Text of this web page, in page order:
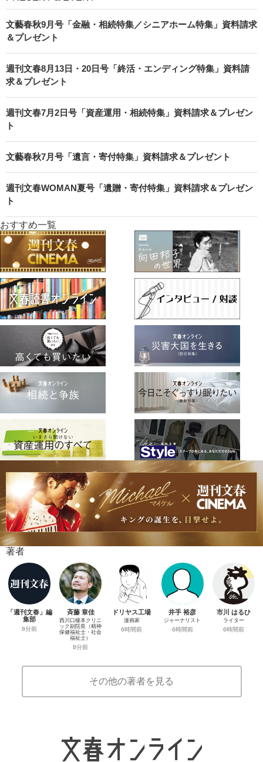
文藝春秋9月号「金融・相続特集／シニアホーム特集」資料請求
＆プレゼント
週刊文春8月13日・20日号「終活・エンディング特集」資料請
求＆プレゼント
週刊文春7月2日号「資産運用・相続特集」資料請求＆プレゼン
ト
文藝春秋7月号「遺言・寄付特集」資料請求＆プレゼント
週刊文春WOMAN夏号「遺贈・寄付特集」資料請求＆プレゼン
ト
おすすめ一覧
著者
「週刊文春」編
集部
8分前
斉藤 章佳
西川口榎本クリニ
ック副院長（精神
保健福祉士・社会
福祉士）
8分前
ドリヤス工場
漫画家
6時間前
井手 裕彦
ジャーナリスト
6時間前
市川 はるひ
ライター
6時間前
その他の著者を見る